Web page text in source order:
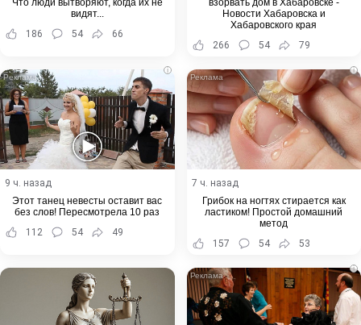
Что люди вытворяют, когда их не
видят...
186
54 66
взорвать дом в Хабаровске -
Новости Хабаровска и
Хабаровского края
266
54 79
i
9 ч. назад
Этот танец невесты оставит вас
без слов! Пересмотрела 10 раз
112
54 49
i
7 ч. назад
Грибок на ногтях стирается как
ластиком! Простой домашний
метод
157
54 53
i